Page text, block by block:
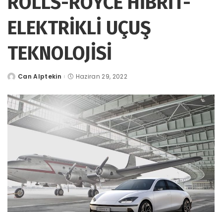
ELEKTRİKLİ UÇUŞ
TEKNOLOJİSİ
tarafından
Can Alptekin Haziran 29, 2022